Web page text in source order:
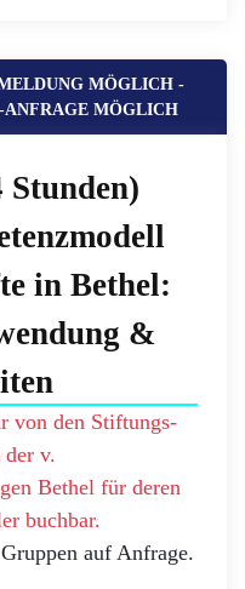
MÖGLICH -
ANFRAGE MÖGLICH
Stunden)
in Bethel:
&
von den Stiftungs-
der v.
Bethel für deren
buchbar.
auf Anfrage.